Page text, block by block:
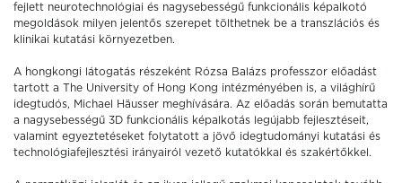
fejlett neurotechnológiai és nagysebességű funkcionális képalkotó
megoldások milyen jelentős szerepet tölthetnek be a transzlációs és
klinikai kutatási környezetben.
A hongkongi látogatás részeként Rózsa Balázs professzor előadást
tartott a The University of Hong Kong intézményében is, a világhírű
idegtudós, Michael Häusser meghívására. Az előadás során bemutatta
a nagysebességű 3D funkcionális képalkotás legújabb fejlesztéseit,
valamint egyeztetéseket folytatott a jövő idegtudományi kutatási és
technológiafejlesztési irányairól vezető kutatókkal és szakértőkkel.